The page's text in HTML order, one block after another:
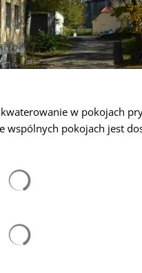
w pokojach
wspólnych pokojach jest